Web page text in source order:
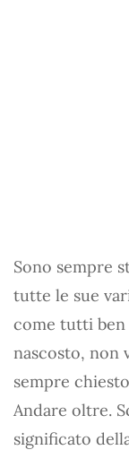
Sono sempre
tutte le sue
come tutti ben
nascosto, non
sempre
Andare oltre.
significato